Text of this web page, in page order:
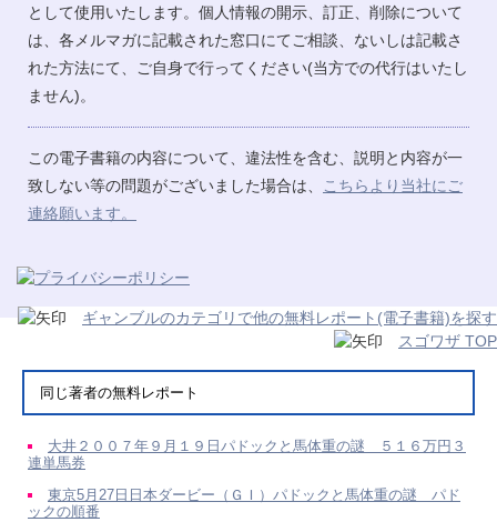
として使用いたします。個人情報の開示、訂正、削除について
は、各メルマガに記載された窓口にてご相談、ないしは記載さ
れた方法にて、ご自身で行ってください(当方での代行はいたし
ません)。
この電子書籍の内容について、違法性を含む、説明と内容が一
致しない等の問題がございました場合は、
こちらより当社にご
連絡願います。
ギャンブルのカテゴリで他の無料レポート(電子書籍)を探す
スゴワザ TOP
同じ著者の無料レポート
大井２００７年９月１９日パドックと馬体重の謎 ５１６万円３
連単馬券
東京5月27日日本ダービー（ＧＩ）パドックと馬体重の謎 パド
ックの順番